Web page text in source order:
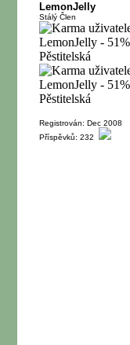
LemonJelly
Stálý Člen
Registrován: Dec 2008
Příspěvků: 232